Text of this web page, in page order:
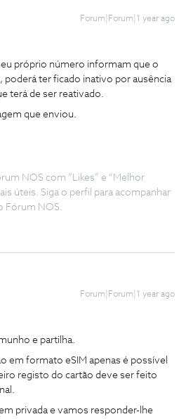
Forum|Forum|1 year ago
próprio número informam que o
poderá ter ficado inativo por ausência
terá de ser reativado.
que enviou.
NOS com “Likes” e “Melhor
úteis. Siga o perfil para acompanhar
Fórum NOS.
Forum|Forum|1 year ago
e partilha.
em formato eSIM apenas é possível
registo do cartão deve ser feito
privada e vamos responder-lhe